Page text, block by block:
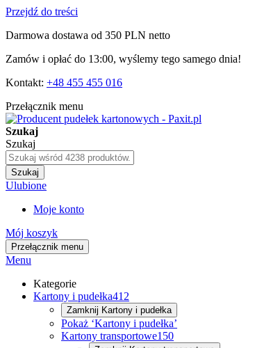
Przejdź do treści
Darmowa dostawa od 350 PLN netto
Zamów i opłać do 13:00, wyślemy tego samego dnia!
Kontakt: +48 455 455 016
Przełącznik menu
Szukaj
Szukaj
Szukaj
Ulubione
Moje konto
Mój koszyk
Przełącznik menu
Menu
Kategorie
Kartony i pudełka412
Zamknij Kartony i pudełka
Pokaż ‘Kartony i pudełka’
Kartony transportowe150